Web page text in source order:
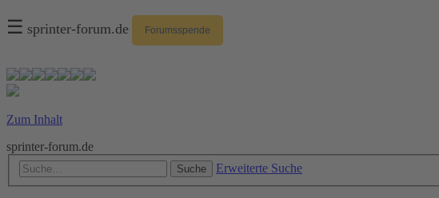
☰ sprinter-forum.de Forumsspende
Zum Inhalt
sprinter-forum.de
Suche Erweiterte Suche